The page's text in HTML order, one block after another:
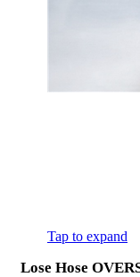
Tap to expand
Lose Hose